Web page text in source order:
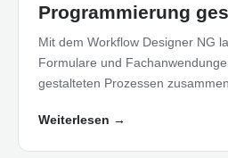
Programmierung
Mit dem Workflow Designer NG
Formulare und
gestalteten Prozessen
Weiterlesen →